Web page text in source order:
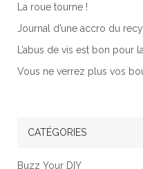
La roue tourne !
Journal d’une accro du
L’abus de vis est bon pour
Vous ne verrez plus vos
CATÉGORIES
Buzz Your DIY